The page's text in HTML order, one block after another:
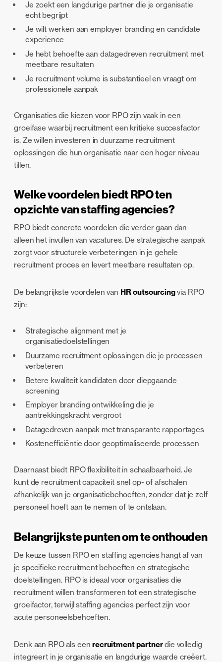
Je zoekt een langdurige partner die je organisatie
echt begrijpt
Je wilt werken aan employer branding en candidate
experience
Je hebt behoefte aan datagedreven recruitment met
meetbare resultaten
Je recruitment volume is substantieel en vraagt om
professionele aanpak
Organisaties die kiezen voor RPO zijn vaak in een
groeifase waarbij recruitment een kritieke succesfactor
is. Ze willen investeren in duurzame recruitment
oplossingen die hun organisatie naar een hoger niveau
tillen.
Welke voordelen biedt RPO ten
opzichte van staffing agencies?
RPO biedt concrete voordelen die verder gaan dan
alleen het invullen van vacatures. De strategische aanpak
zorgt voor structurele verbeteringen in je gehele
recruitment proces en levert meetbare resultaten op.
De belangrijkste voordelen van HR outsourcingvia RPO
zijn:
Strategische alignment met je
organisatiedoelstellingen
Duurzame recruitment oplossingen die je processen
verbeteren
Betere kwaliteit kandidaten door diepgaande
screening
Employer branding ontwikkeling die je
aantrekkingskracht vergroot
Datagedreven aanpak met transparante rapportages
Kostenefficiëntie door geoptimaliseerde processen
Daarnaast biedt RPO flexibiliteit in schaalbaarheid. Je
kunt de recruitment capaciteit snel op- of afschalen
afhankelijk van je organisatiebehoeften, zonder dat je zelf
personeel hoeft aan te nemen of te ontslaan.
Belangrijkste punten om te onthouden
De keuze tussen RPO en staffing agencies hangt af van
je specifieke recruitment behoeften en strategische
doelstellingen. RPO is ideaal voor organisaties die
recruitment willen transformeren tot een strategische
groeifactor, terwijl staffing agencies perfect zijn voor
acute personeelsbehoeften.
Denk aan RPO als eenrecruitment partnerdie volledig
integreert in je organisatie en langdurige waarde creëert.